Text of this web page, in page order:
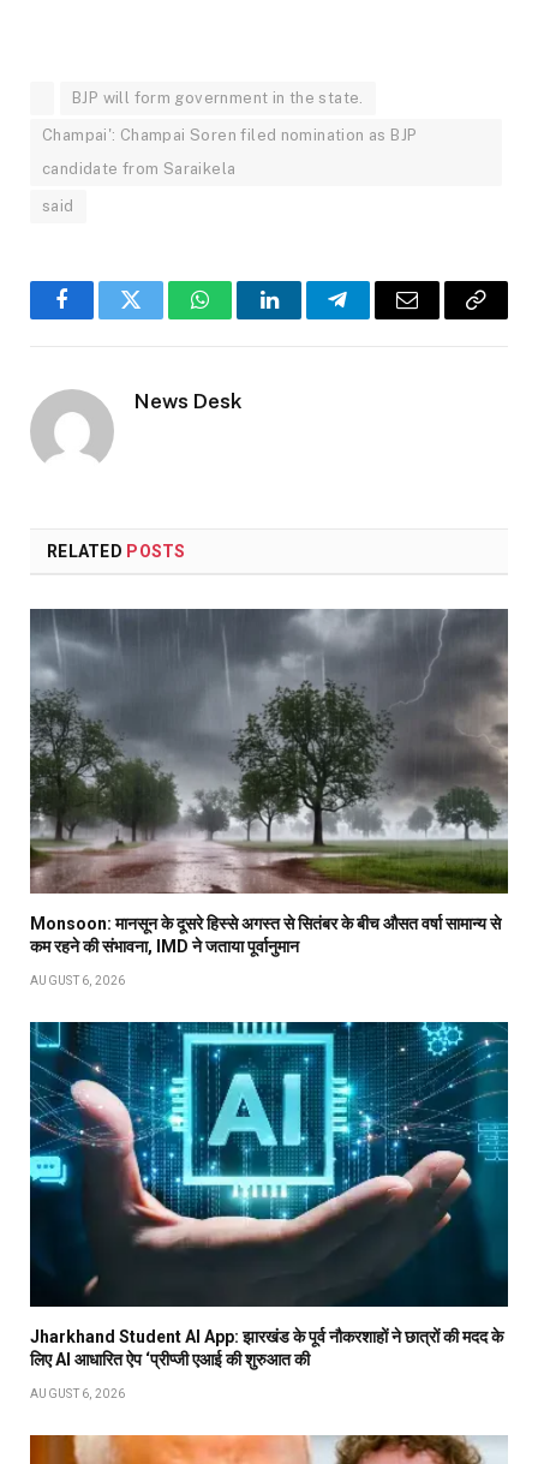
BJP will form government in the state.
Champai': Champai Soren filed nomination as BJP
candidate from Saraikela
said
FacebookTwitter WhatsAppLinkedInTelegramEmail
Copy
News Desk
RELATED POSTS
Monsoon: मानसून के दूसरे हिस्से अगस्त से सितंबर के बीच औसत वर्षा सामान्य से
कम रहने की संभावना, IMD ने जताया पूर्वानुमान
AUGUST 6, 2026
Jharkhand Student AI App: झारखंड के पूर्व नौकरशाहों ने छात्रों की मदद के
लिए AI आधारित ऐप ‘प्रीप्जी एआई की शुरुआत की
AUGUST 6, 2026